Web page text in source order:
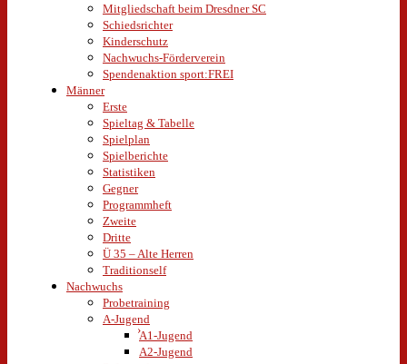
Mitgliedschaft beim Dresdner SC
Schiedsrichter
Kinderschutz
Nachwuchs-Förderverein
Spendenaktion sport:FREI
Männer
Erste
Spieltag & Tabelle
Spielplan
Spielberichte
Statistiken
Gegner
Programmheft
Zweite
Dritte
Ü 35 – Alte Herren
Traditionself
Nachwuchs
Probetraining
A-Jugend
A1-Jugend
A2-Jugend